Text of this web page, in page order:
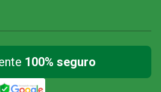
100% seguro